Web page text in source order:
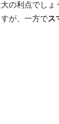
の利点でし
が、一方でス